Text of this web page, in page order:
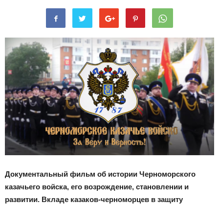
Документальный фильм об истории Черноморского
казачьего войска, его возрождение, становлении и
развитии. Вкладе казаков-черноморцев в защиту